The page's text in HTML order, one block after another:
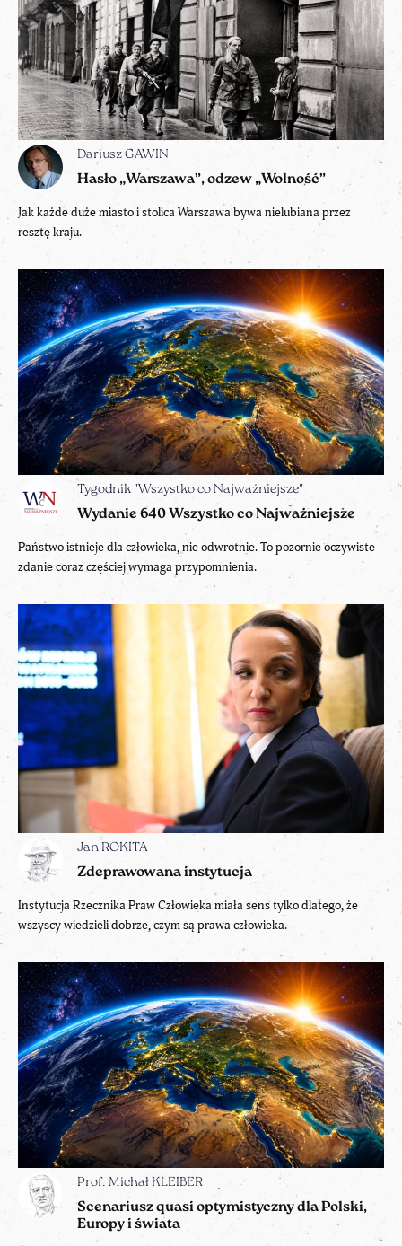
Dariusz GAWIN
Hasło „Warszawa”, odzew „Wolność”
Jak każde duże miasto i stolica Warszawa bywa nielubiana przez
resztę kraju.
Tygodnik "Wszystko co Najważniejsze"
Wydanie 640 Wszystko co Najważniejsze
Państwo istnieje dla człowieka, nie odwrotnie. To pozornie oczywiste
zdanie coraz częściej wymaga przypomnienia.
Jan ROKITA
Zdeprawowana instytucja
Instytucja Rzecznika Praw Człowieka miała sens tylko dlatego, że
wszyscy wiedzieli dobrze, czym są prawa człowieka.
Prof. Michał KLEIBER
Scenariusz quasi optymistyczny dla Polski,
Europy i świata